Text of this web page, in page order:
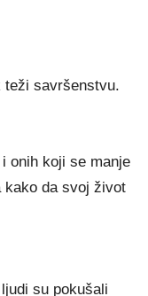
teži savršenstvu.
onih koji se manje
kako da svoj život
su pokušali